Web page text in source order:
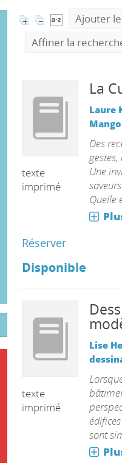
Ajouter
Affiner la
texte
imprimé
La
Laure
Mango
Des
gestes,
Une
Quelle
Réserver
Disponible
texte
imprimé
Lise
sont